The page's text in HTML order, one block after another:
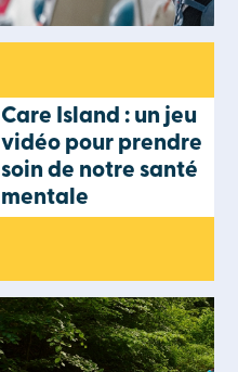
Care Island : un jeu
vidéo pour prendre
soin de notre santé
mentale